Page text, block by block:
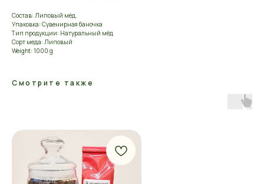
Состав: Липовый мёд.
Упаковка: Сувенирная баночка
Тип продукции: Натуральный мёд
Сорт меда: Липовый
Weight: 1000 g
Смотрите также